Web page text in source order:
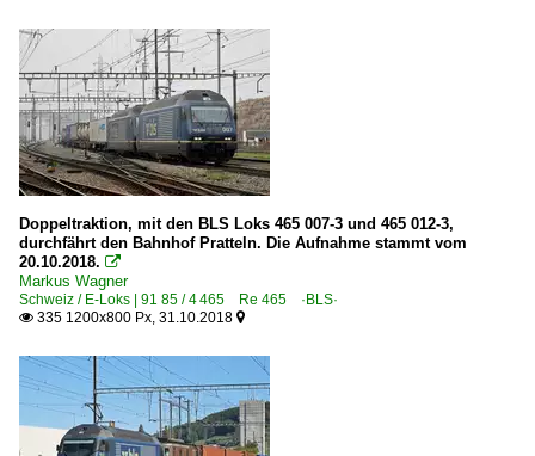
Doppeltraktion, mit den BLS Loks 465 007-3 und 465 012-3,
durchfährt den Bahnhof Pratteln. Die Aufnahme stammt vom
20.10.2018. 
Markus Wagner
Schweiz / E-Loks | 91 85 / 4 465 Re 465 ·BLS·
 335 1200x800 Px, 31.10.2018 